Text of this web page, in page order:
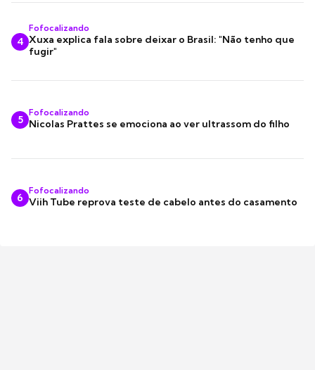
4
Fofocalizando
Xuxa explica fala sobre deixar o Brasil: "Não tenho que
fugir"
5
Fofocalizando
Nicolas Prattes se emociona ao ver ultrassom do filho
6
Fofocalizando
Viih Tube reprova teste de cabelo antes do casamento